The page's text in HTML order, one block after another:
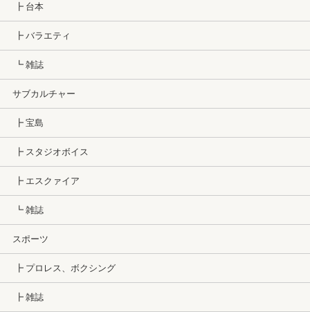
┣ 台本
┣ バラエティ
┗ 雑誌
サブカルチャー
┣ 宝島
┣ スタジオボイス
┣ エスクァイア
┗ 雑誌
スポーツ
┣ プロレス、ボクシング
┣ 雑誌